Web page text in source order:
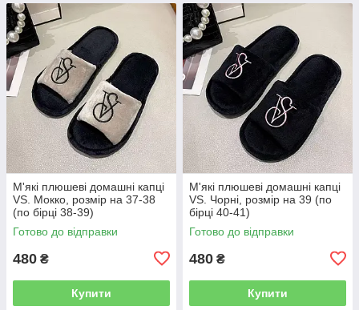
М'які плюшеві домашні капці
VS. Мокко, розмір на 37-38
(по бірці 38-39)
Готово до відправки
480 ₴
Купити
М'які плюшеві домашні капці
VS. Чорні, розмір на 39 (по
бірці 40-41)
Готово до відправки
480 ₴
Купити